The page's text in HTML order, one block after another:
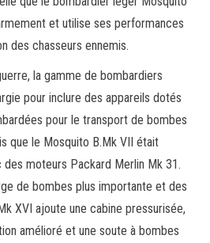
et utilise ses performances
des chasseurs ennemis.
la gamme de bombardiers
pour inclure des appareils dotés
pour le transport de bombes
que le Mosquito B.Mk VII était
des moteurs Packard Merlin Mk 31.
de bombes plus importante et des
XVI ajoute une cabine pressurisée,
amélioré et une soute à bombes